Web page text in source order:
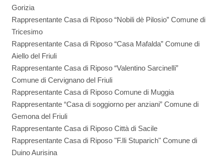
Gorizia
Rappresentante Casa di Riposo “Nobili dè Pilosio” Comune di
Tricesimo
Rappresentante Casa di Riposo “Casa Mafalda” Comune di
Aiello del Friuli
Rappresentante Casa di Riposo “Valentino Sarcinelli”
Comune di Cervignano del Friuli
Rappresentante Casa di Riposo Comune di Muggia
Rappresentante “Casa di soggiorno per anziani” Comune di
Gemona del Friuli
Rappresentante Casa di Riposo Città di Sacile
Rappresentante Casa di Riposo "F.lli Stuparich" Comune di
Duino Aurisina